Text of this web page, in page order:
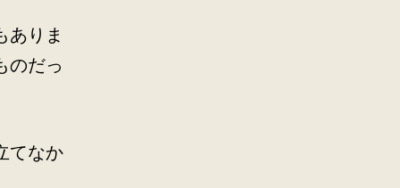
ありま
のだっ
てなか